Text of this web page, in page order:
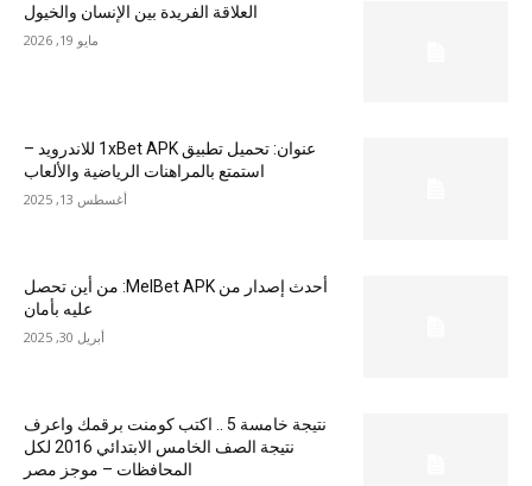
العلاقة الفريدة بين الإنسان والخيول
مايو 19, 2026
عنوان: تحميل تطبيق 1xBet APK للاندرويد –
استمتع بالمراهنات الرياضية والألعاب
أغسطس 13, 2025
أحدث إصدار من MelBet APK: من أين تحصل
عليه بأمان
أبريل 30, 2025
نتيجة خامسة 5 .. اكتب كومنت برقمك واعرف
نتيجة الصف الخامس الابتدائي 2016 لكل
المحافظات – موجز مصر